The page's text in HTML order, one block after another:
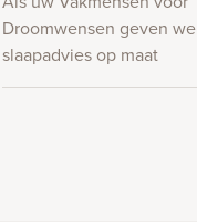
Droomwensen geven we
slaapadvies op maat